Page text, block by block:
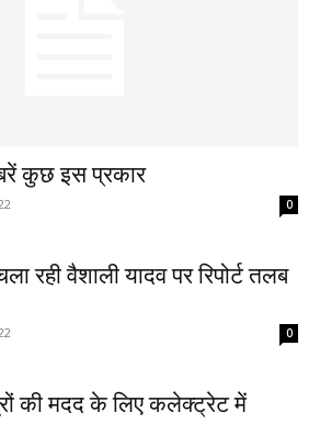
कुछ इस प्रकार
0
रही वैशाली यादव पर रिपोर्ट तलब
0
की मदद के लिए कलेक्ट्रेट में